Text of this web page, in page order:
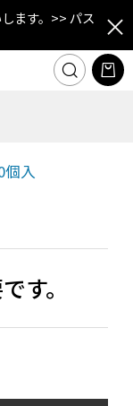
ます。 >> パス
個入
す。